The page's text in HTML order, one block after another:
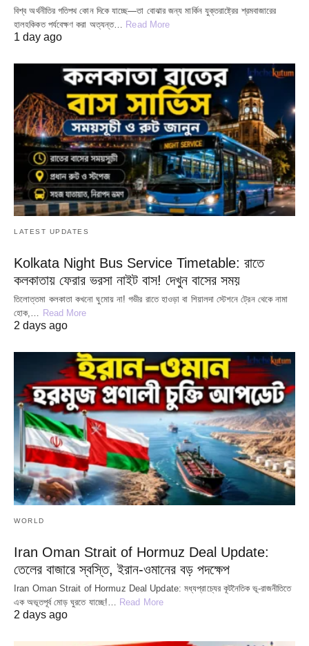
বিশ্ব অর্থনীতির গতিপথ কোন দিকে যাচ্ছে—তা বোঝার জন্য মার্কিন যুক্তরাষ্ট্রের শ্রমবাজারের
হালহকিকত পর্যবেক্ষণ করা অত্যন্ত… Read More
1 day ago
LATEST UPDATES
Kolkata Night Bus Service Timetable: রাতে
কলকাতায় ফেরার ভরসা নাইট বাস! দেখুন বাসের সময়
তিলোত্তমা কলকাতা কখনো ঘুমোয় না! গভীর রাতে হাওড়া বা শিয়ালদা স্টেশনে ট্রেন থেকে নামা
হোক,… Read More
2 days ago
WORLD
Iran Oman Strait of Hormuz Deal Update:
তেলের বাজারে স্বস্তি, ইরান-ওমানের বড় পদক্ষেপ
Iran Oman Strait of Hormuz Deal Update: মধ্যপ্রাচ্যের কূটনৈতিক ভূ-রাজনীতিতে
এক অভূতপূর্ব মোড় ঘুরতে যাচ্ছে!…
Read More
2 days ago